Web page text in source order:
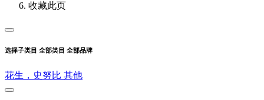
收藏此页
选择子类目 全部类目 全部品牌
花生，史努比 其他